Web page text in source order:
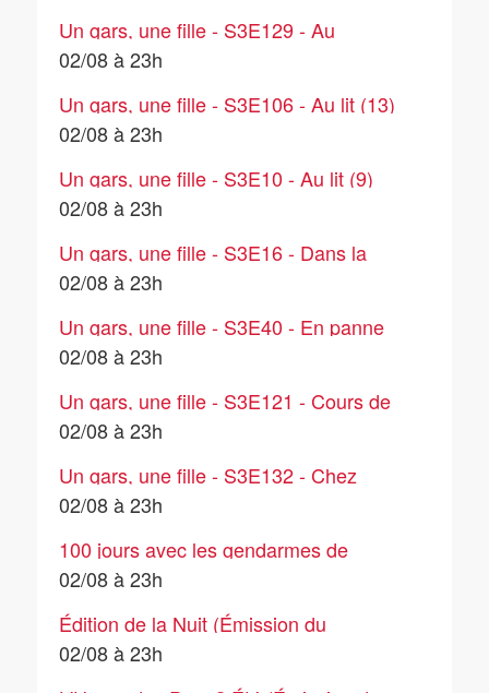
Un gars, une fille - S3E129 - Au
restaurant (3)
02/08 à 23h
Un gars, une fille - S3E106 - Au lit (13)
02/08 à 23h
Un gars, une fille - S3E10 - Au lit (9)
02/08 à 23h
Un gars, une fille - S3E16 - Dans la
salle de bain (6)
02/08 à 23h
Un gars, une fille - S3E40 - En panne
d'essence
02/08 à 23h
Un gars, une fille - S3E121 - Cours de
musique
02/08 à 23h
Un gars, une fille - S3E132 - Chez
l'épicier (2)
02/08 à 23h
100 jours avec les gendarmes de
Bourgogne - S1E3 - Bourgogne -
02/08 à 23h
Édition de la Nuit (Émission du
02/08/2026)
02/08 à 23h